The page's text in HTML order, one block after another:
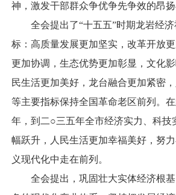
神，激发干部群众争优争先争效的昂扬
全会提出了“十五五”时期龙岩经济
标：高质量发展更加坚实，改革开放
更加协调，生态优势更加彰显，文化
民生活更加美好，龙台融合更加紧密
等主要指标保持全国革命老区前列。
年，到二○三五年全市经济实力、科技
幅跃升，人民生活更加幸福美好，努
义现代化中走在前列。
全会提出，巩固壮大实体经济根基